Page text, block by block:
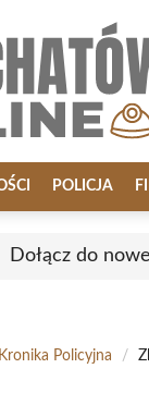
POLICJA
Dołącz do
Kronika Policyjna /